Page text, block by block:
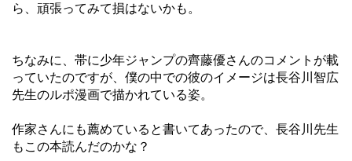
ら、頑張ってみて損はないかも。
ちなみに、帯に少年ジャンプの齊藤優さんのコメントが載
っていたのですが、僕の中での彼のイメージは長谷川智広
先生のルポ漫画で描かれている姿。
作家さんにも薦めていると書いてあったので、長谷川先生
もこの本読んだのかな？